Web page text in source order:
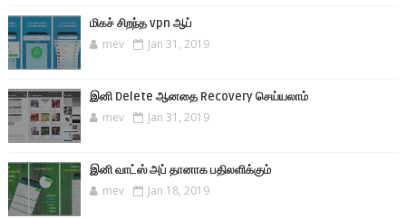
மிகச் சிறந்த vpn ஆப்
mev Jan 31, 2019
இனி Delete ஆனதை Recovery செய்யலாம்
mev Jan 31, 2019
இனி வாட்ஸ் அப் தானாக பதிலளிக்கும்
mev Jan 18, 2019